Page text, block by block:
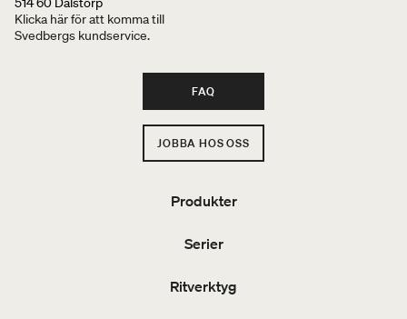
Klicka här för att komma till
Svedbergs kundservice.
FAQ
JOBBA HOS OSS
Produkter
Serier
Ritverktyg